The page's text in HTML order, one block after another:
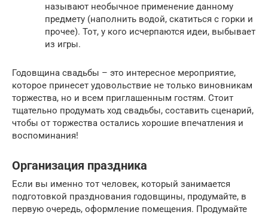
называют необычное применение данному
предмету (наполнить водой, скатиться с горки и
прочее). Тот, у кого исчерпаются идеи, выбывает
из игры.
Годовщина свадьбы – это интересное мероприятие,
которое принесет удовольствие не только виновникам
торжества, но и всем приглашенным гостям. Стоит
тщательно продумать ход свадьбы, составить сценарий,
чтобы от торжества остались хорошие впечатления и
воспоминания!
Организация праздника
Если вы именно тот человек, который занимается
подготовкой празднования годовщины, продумайте, в
первую очередь, оформление помещения. Продумайте